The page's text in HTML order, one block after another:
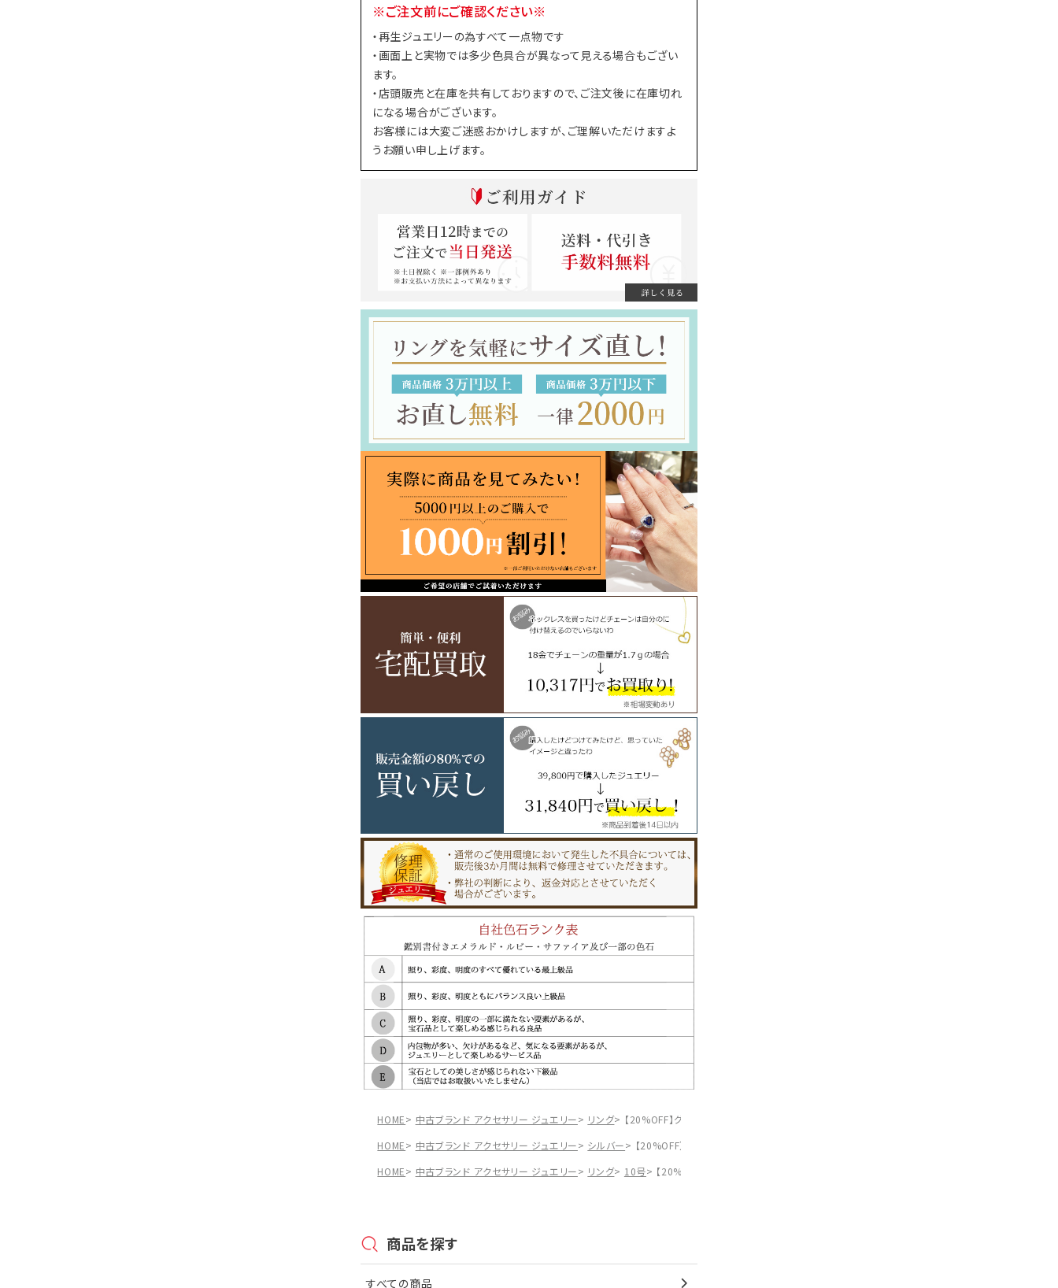
※ご注文前にご確認ください※
・再生ジュエリーの為すべて一点物です
・画面上と実物では多少色具合が異なって見える場合もござい
ます。
・店頭販売と在庫を共有しておりますので、ご注文後に在庫切れ
になる場合がございます。
お客様には大変ご迷惑おかけしますが、ご理解いただけますよ
うお願い申し上げます。
HOME 中古ブランド アクセサリー ジュエリー リング
【20%OFF】グッチ ダブルG シルバー リング 指輪 10号 箱 袋 総重量約6.5g
HOME
中古ブランド アクセサリー ジュエリー シルバー
【20%OFF】グッチ ダブルG シルバー リング 指輪 10号 箱 袋 総重量約6.5g
HOME
中古ブランド アクセサリー ジュエリー リング 10号 【20%OFF】グッチ ダブルG シルバー リング 指輪 10号 箱 袋 総重量約6.5g
商品を探す
すべての商品